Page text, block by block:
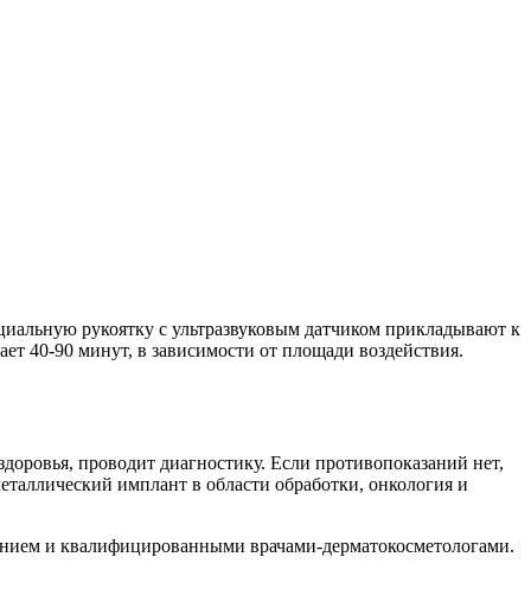
рукоятку с ультразвуковым датчиком прикладывают к
40-90 минут, в зависимости от площади воздействия.
проводит диагностику. Если противопоказаний нет,
имплант в области обработки, онкология и
и квалифицированными врачами-дерматокосметологами.